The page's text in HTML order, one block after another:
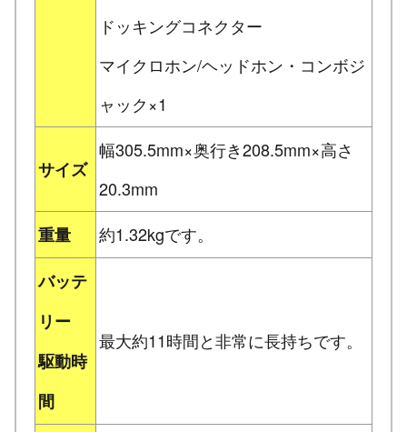
ドッキングコネクター
マイクロホン/ヘッドホン・コンボジ
ャック×1
サイズ
幅305.5mm×奥行き208.5mm×高さ
20.3mm
重量
約1.32kgです。
バッテ
リー
駆動時
間
最大約11時間と非常に長持ちです。